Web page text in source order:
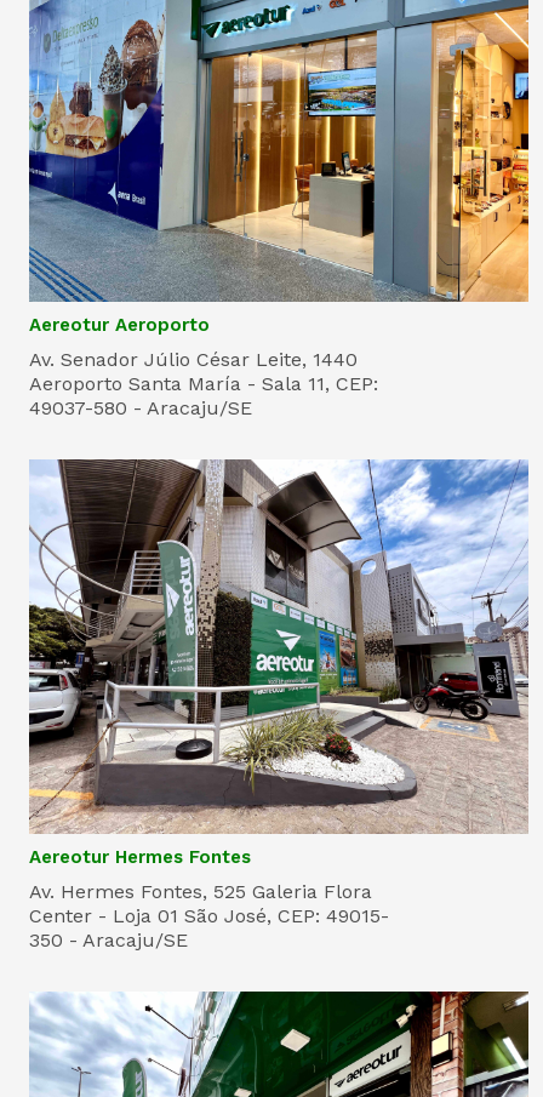
Aereotur Aeroporto
Av. Senador Júlio César Leite, 1440
Aeroporto Santa María - Sala 11, CEP:
49037-580 - Aracaju/SE
Aereotur Hermes Fontes
Av. Hermes Fontes, 525 Galeria Flora
Center - Loja 01 São José, CEP: 49015-
350 - Aracaju/SE